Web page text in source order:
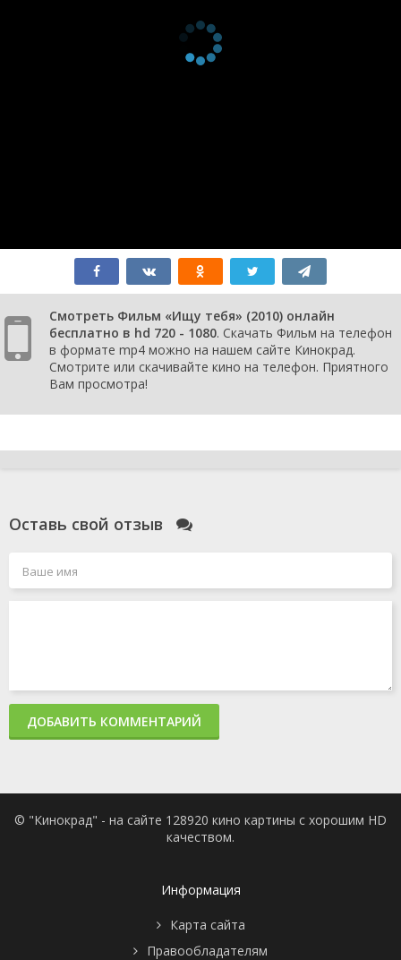
Смотреть Фильм «Ищу тебя» (2010) онлайн
бесплатно в hd 720 - 1080. Скачать Фильм на телефон
в формате mp4 можно на нашем сайте Кинокрад.
Смотрите или скачивайте кино на телефон. Приятного
Вам просмотра!
Оставь свой отзыв
ДОБАВИТЬ КОММЕНТАРИЙ
© "Кинокрад" - на сайте 128920 кино картины с хорошим HD
качеством.
Информация
Карта сайта
Правообладателям